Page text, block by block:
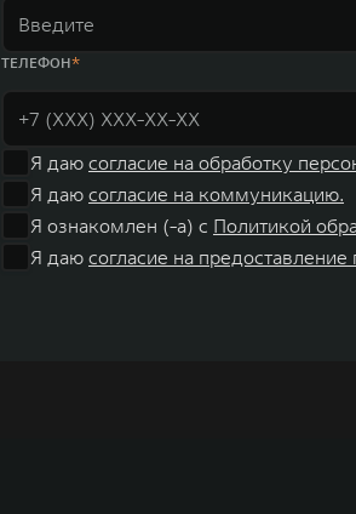
ТЕЛЕФОН
Я даю согласие на обработку
Я даю согласие на коммуникацию.
Я ознакомлен (-а) с Политикой
Я даю согласие на